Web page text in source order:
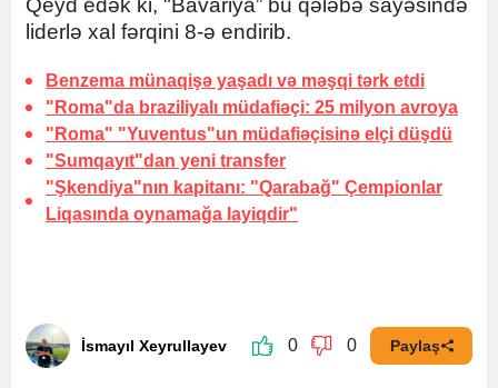
Qeyd edək ki, "Bavariya” bu qələbə sayəsində
liderlə xal fərqini 8-ə endirib.
Benzema münaqişə yaşadı və məşqi tərk etdi
"Roma"da braziliyalı müdafiəçi: 25 milyon avroya
"Roma" "Yuventus"un müdafiəçisinə elçi düşdü
"Sumqayıt"dan yeni transfer
"Şkendiya"nın kapitanı: "Qarabağ" Çempionlar
Liqasında oynamağa layiqdir"
İsmayıl Xeyrullayev 0 0 Paylaş